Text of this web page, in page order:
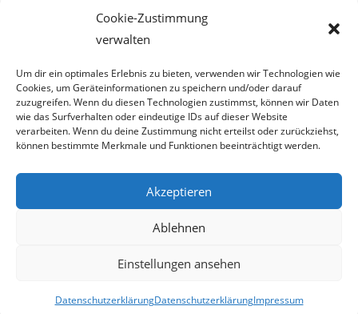
Cookie-Zustimmung
verwalten
Um dir ein optimales Erlebnis zu bieten, verwenden wir Technologien wie
Cookies, um Geräteinformationen zu speichern und/oder darauf
zuzugreifen. Wenn du diesen Technologien zustimmst, können wir Daten
wie das Surfverhalten oder eindeutige IDs auf dieser Website
verarbeiten. Wenn du deine Zustimmung nicht erteilst oder zurückziehst,
können bestimmte Merkmale und Funktionen beeinträchtigt werden.
Akzeptieren
Ablehnen
Einstellungen ansehen
DatenschutzerklärungDatenschutzerklärungImpressum
Salzburgs Juden und ihre Sicherheit: „Erst nach einem Anschlag wäre
die Gefahr endlich konkret!“
Biologisches Wunder in Ceuta
Ein vermeintliches Abschiebemärchen
Archiv
© Copyright 2026 · Auch Ihre Information ist uns wichtig! Haben Sie eine
erstaunliche Story: Mailen Sie uns Bitte